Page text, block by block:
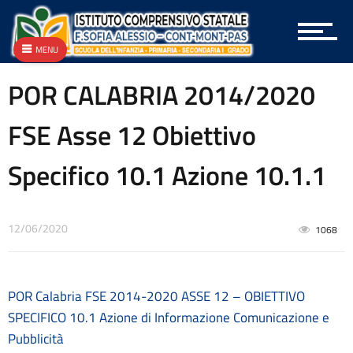
Archivio
Archivio Albo OnLine e Amministrazione Trasparente
Archivio Bandi e Gare
Archivio Circolari Docenti
Archivio NEWS Vecchio
Archivio P.T.O.F.
Archivio vecchie Graduatorie
Archivio vecchio PON
Aree Tematiche
Bandi di gara e contratti
Burocrazia zero
Calendario scolastico
POR CALABRIA 2014/2020
FSE Asse 12 Obiettivo
Specifico 10.1 Azione 10.1.1
12/06/2020 1068
POR Calabria FSE 2014-2020 ASSE 12 – OBIETTIVO
SPECIFICO 10.1 Azione di Informazione Comunicazione e
Pubblicità
MENU